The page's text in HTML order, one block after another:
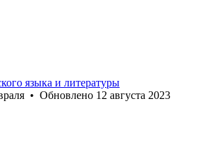
языка и литературы
• Обновлено 12 августа 2023